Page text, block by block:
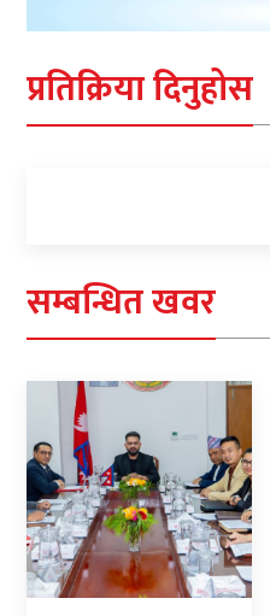
प्रतिक्रिया दिनुहोस
सम्बन्धित खवर